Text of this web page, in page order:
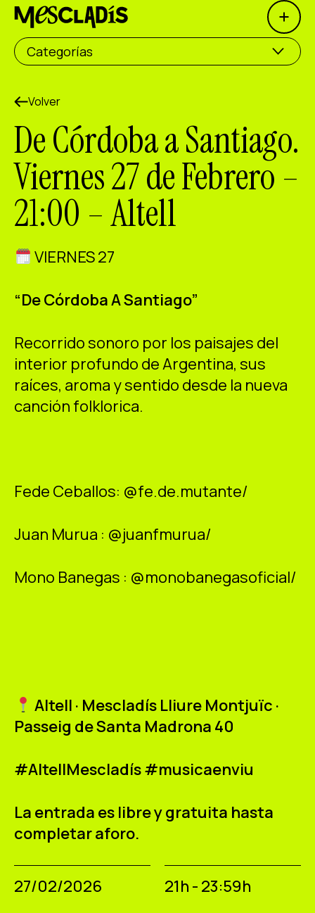
Open
Productora social
Productora de experiencias
Productora de empleo
Productora de conocimiento
Productora cultural
Agenda
Blog
FacebookInstagramYoutubeTwitter/X
Categorías
Volver
De Córdoba a Santiago.
Viernes 27 de Febrero –
21:00 – Altell
VIERNES 27
“De Córdoba A Santiago”
Recorrido sonoro por los paisajes del
interior profundo de Argentina, sus
raíces, aroma y sentido desde la nueva
canción folklorica.
Fede Ceballos: @fe.de.mutante/
Juan Murua : @juanfmurua/
Mono Banegas : @monobanegasoficial/
Altell · Mescladís Lliure Montjuïc ·
Passeig de Santa Madrona 40
#AltellMescladís #musicaenviu
La entrada es libre y gratuita hasta
completar aforo.
27/02/2026 21h - 23:59h